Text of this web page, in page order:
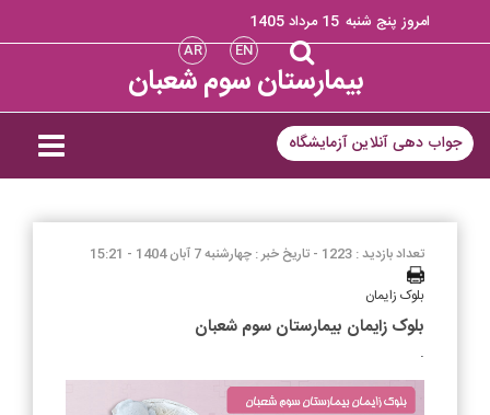
امروز پنج شنبه 15 مرداد 1405
EN
AR
بیمارستان سوم شعبان
جواب دهی آنلاین آزمایشگاه
تعداد بازدید : 1223 -
تاریخ خبر : چهارشنبه 7 آبان 1404 - 15:21
بلوک زایمان
بلوک زایمان بیمارستان سوم شعبان
.